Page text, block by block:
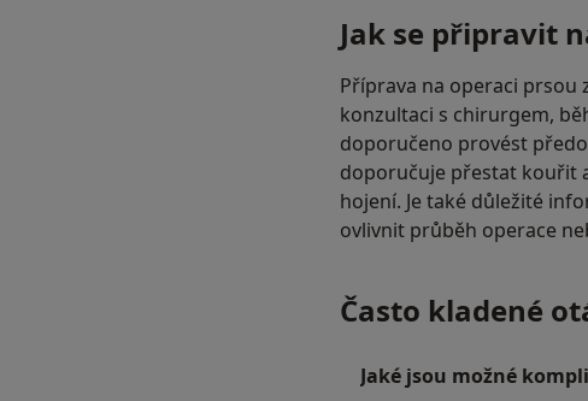
Jak se připravit
Příprava na operaci prsou
konzultaci s chirurgem,
doporučeno provést
doporučuje přestat kouřit
hojení. Je také důležité
ovlivnit průběh operace
Často kladené
Jaké jsou možné